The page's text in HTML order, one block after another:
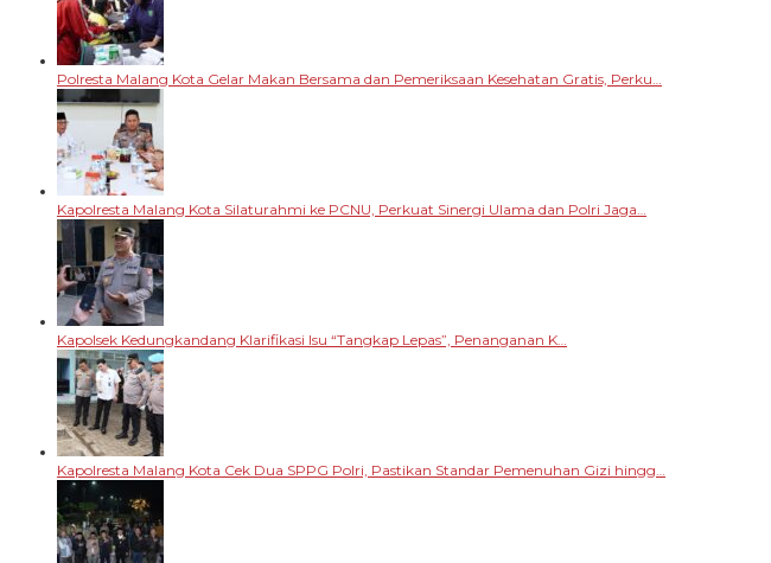
Polresta Malang Kota Gelar Makan Bersama dan Pemeriksaan Kesehatan Gratis, Perku…
Kapolresta Malang Kota Silaturahmi ke PCNU, Perkuat Sinergi Ulama dan Polri Jaga…
Kapolsek Kedungkandang Klarifikasi Isu “Tangkap Lepas”, Penanganan K…
Kapolresta Malang Kota Cek Dua SPPG Polri, Pastikan Standar Pemenuhan Gizi hingg…